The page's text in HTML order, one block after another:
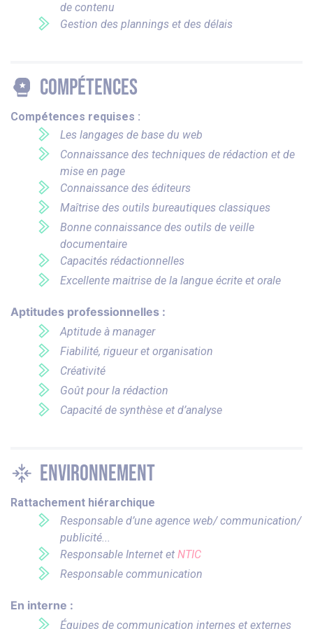
de contenu
Gestion des plannings et des délais
Compétences
Compétences requises :
Les langages de base du web
Connaissance des techniques de rédaction et de
mise en page
Connaissance des éditeurs
Maîtrise des outils bureautiques classiques
Bonne connaissance des outils de veille
documentaire
Capacités rédactionnelles
Excellente maitrise de la langue écrite et orale
Aptitudes professionnelles :
Aptitude à manager
Fiabilité, rigueur et organisation
Créativité
Goût pour la rédaction
Capacité de synthèse et d’analyse
Environnement
Rattachement hiérarchique
Responsable d’une agence web/ communication/
publicité...
Responsable Internet et NTIC
Responsable communication
En interne :
Équipes de communication internes et externes